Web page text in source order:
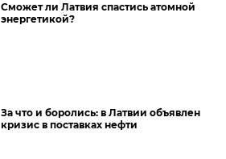
Сможет ли Латвия спастись атомной
энергетикой?
За что и боролись: в Латвии объявлен
кризис в поставках нефти